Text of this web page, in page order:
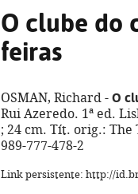
O clube do
feiras
OSMAN, Richard - O
Rui Azeredo. 1ª ed.
; 24 cm. Tít. orig.:
989-777-478-2
Link persistente: http://